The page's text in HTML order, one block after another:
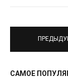
САМОЕ